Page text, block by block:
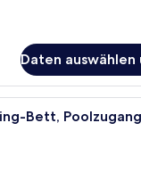
Daten auswählen
Ein
Bett, Poolzugang